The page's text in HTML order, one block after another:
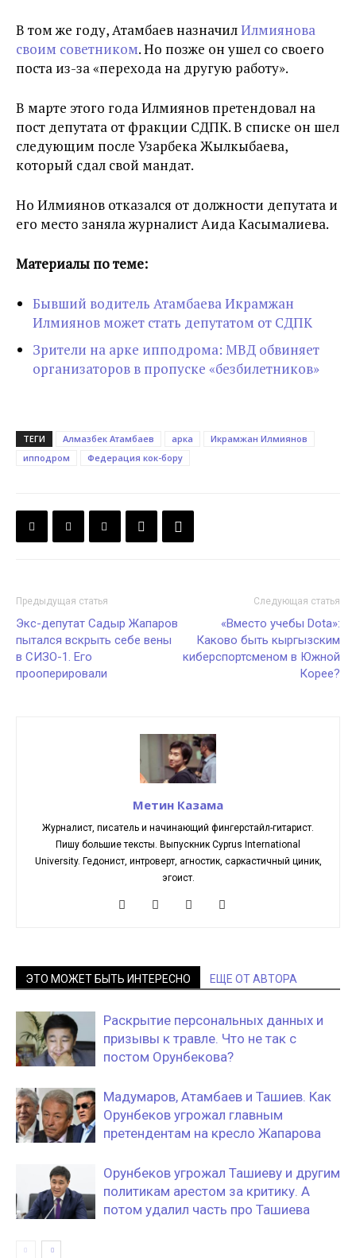
В том же году, Атамбаев назначилИлмиянова
своим советником. Но позже он ушел со своего
поста из-за «перехода на другую работу».
В марте этого годаИлмиянов претендовал на
пост депутата от фракции СДПК.В списке он шел
следующим после Узарбека Жылкыбаева,
который сдал свой мандат.
Но Илмиянов отказался от должности депутата и
его место заняла журналист Аида Касымалиева.
Материалы по теме:
Бывший водитель Атамбаева Икрамжан
Илмиянов может стать депутатом от СДПК
Зрители на арке ипподрома: МВД обвиняет
организаторов в пропуске «безбилетников»
ТЕГИ Алмазбек Атамбаев арка
Икрамжан Илмиянов
ипподром
Федерация кок-бору
Предыдущая статья
Экс-депутат Садыр Жапаров
пытался вскрыть себе вены
в СИЗО-1. Его
прооперировали
Следующая статья
«Вместо учебы Dota»:
Каково быть кыргызским
киберспортсменом в Южной
Корее?
Метин Казама
Журналист, писатель и начинающий фингерстайл-гитарист.
Пишу большие тексты. Выпускник Cyprus International
University. Гедонист, интроверт, агностик, саркастичный циник,
эгоист.
ЭТО МОЖЕТ БЫТЬ ИНТЕРЕСНО ЕЩЕ ОТ АВТОРА
Раскрытие персональных данных и
призывы к травле. Что не так с
постом Орунбекова?
Мадумаров, Атамбаев и Ташиев. Как
Орунбеков угрожал главным
претендентам на кресло Жапарова
Орунбеков угрожал Ташиеву и другим
политикам арестом за критику. А
потом удалил часть про Ташиева